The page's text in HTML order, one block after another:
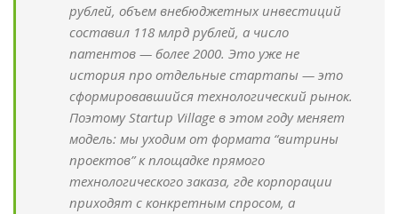
рублей, объем внебюджетных инвестиций
составил 118 млрд рублей, а число
патентов — более 2000. Это уже не
история про отдельные стартапы — это
сформировавшийся технологический рынок.
Поэтому Startup Village в этом году меняет
модель: мы уходим от формата “витрины
проектов” к площадке прямого
технологического заказа, где корпорации
приходят с конкретным спросом, а